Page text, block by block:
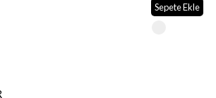
Sepete Ekle